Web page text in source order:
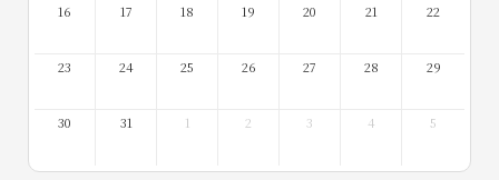
16 17 18 19 20 21 22
23 24 25 26 27 28 29
30 31 1 2 3 4 5